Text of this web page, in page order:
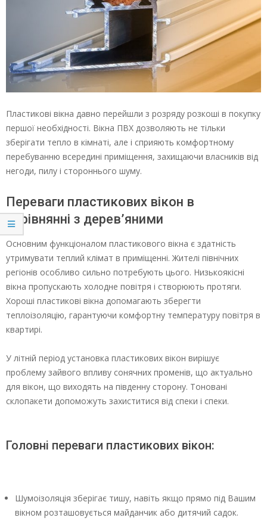
Пластикові вікна давно перейшли з розряду розкоші в покупку
першої необхідності. Вікна ПВХ дозволяють не тільки
зберігати тепло в кімнаті, але і сприяють комфортному
перебуванню всередині приміщення, захищаючи власників від
негоди, пилу і стороннього шуму.
Переваги пластикових вікон в
порівнянні з дерев’яними
Основним функціоналом пластикового вікна є здатність
утримувати теплий клімат в приміщенні. Жителі північних
регіонів особливо сильно потребують цього. Низькоякісні
вікна пропускають холодне повітря і створюють протяги.
Хороші пластикові вікна допомагають зберегти
теплоізоляцію, гарантуючи комфортну температуру повітря в
квартирі.
У літній період установка пластикових вікон вирішує
проблему зайвого впливу сонячних променів, що актуально
для вікон, що виходять на південну сторону. Тоновані
склопакети допоможуть захиститися від спеки і спеки.
Головні переваги пластикових вікон:
Шумоізоляція зберігає тишу, навіть якщо прямо під Вашим
вікном розташовується майданчик або дитячий садок.